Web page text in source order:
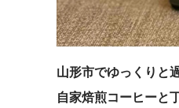
山形市でゆっくり
自家焙煎コーヒーと